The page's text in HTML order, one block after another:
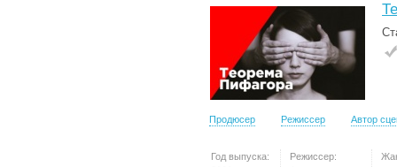
Продюсер Режиссер Автор
Год выпуска:
Режиссер: